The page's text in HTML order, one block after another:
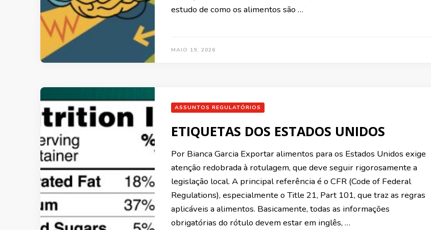
estudo de como os alimentos são …
MAIO 19, 2026
ASSUNTOS REGULATÓRIOS
ETIQUETAS DOS ESTADOS UNIDOS
Por Bianca Garcia Exportar alimentos para os Estados Unidos exige
atenção redobrada à rotulagem, que deve seguir rigorosamente a
legislação local. A principal referência é o CFR (Code of Federal
Regulations), especialmente o Title 21, Part 101, que traz as regras
aplicáveis a alimentos. Basicamente, todas as informações
obrigatórias do rótulo devem estar em inglês, …